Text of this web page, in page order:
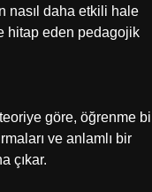
nasıl daha etkili hale
hitap eden pedagojik
göre, öğrenme
ve anlamlı bir
çıkar.